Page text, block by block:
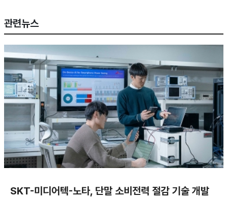
관련뉴스
SKT-미디어텍-노타, 단말 소비전력 절감 기술 개발